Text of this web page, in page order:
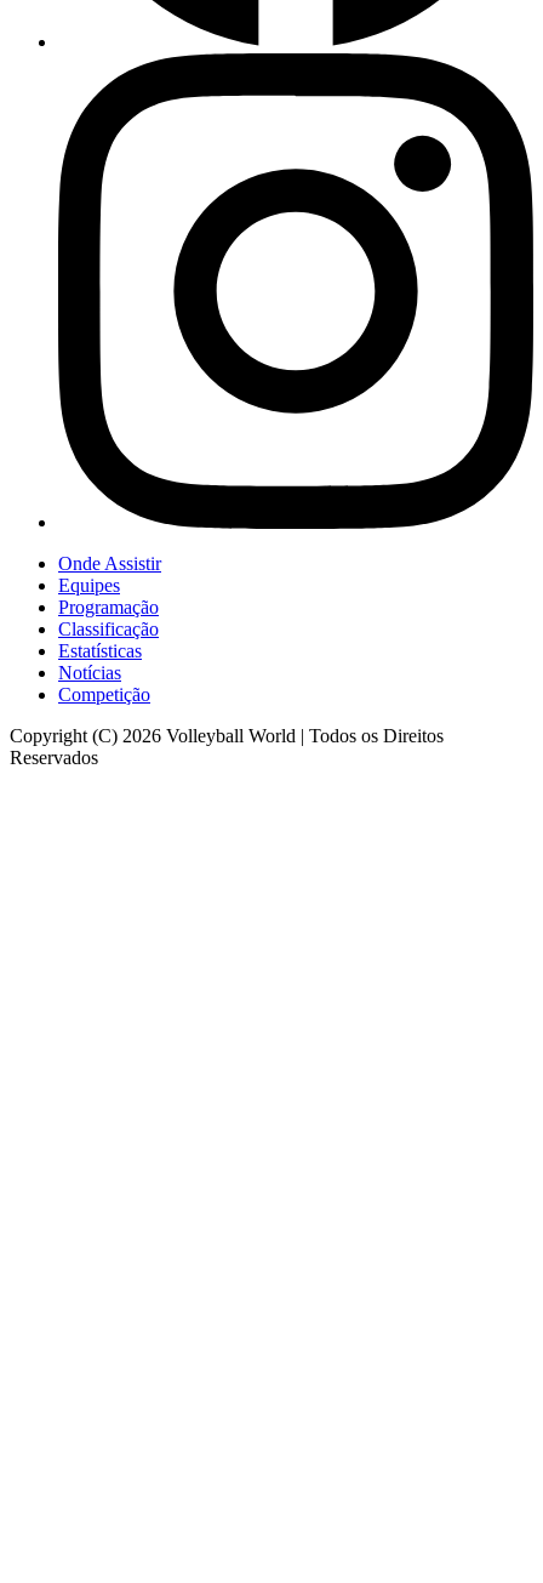
Onde Assistir
Equipes
Programação
Classificação
Estatísticas
Notícias
Competição
Copyright (C) 2026 Volleyball World | Todos os Direitos
Reservados